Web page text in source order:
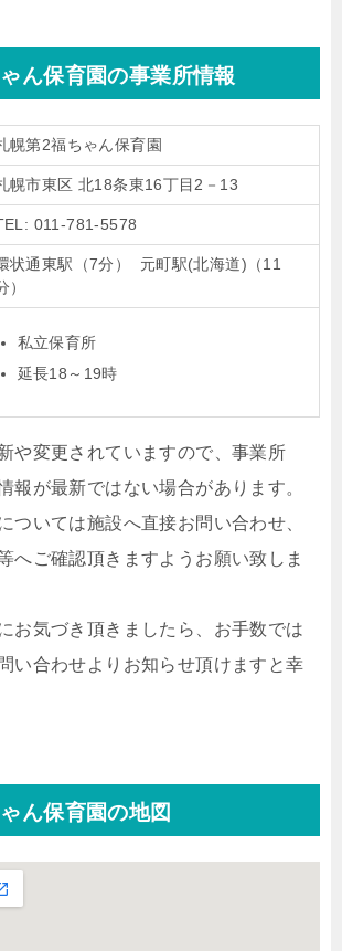
ん保育園の事業所情報
幌第2福ちゃん保育園
幌市東区 北18条東16丁目2－13
011-781-5578
状通東駅（7分） 元町駅(北海道)（11
）
私立保育所
延長18～19時
や変更されていますので、事業所
報が最新ではない場合があります。
ついては施設へ直接お問い合わせ、
へご確認頂きますようお願い致しま
お気づき頂きましたら、お手数では
い合わせよりお知らせ頂けますと幸
ん保育園の地図